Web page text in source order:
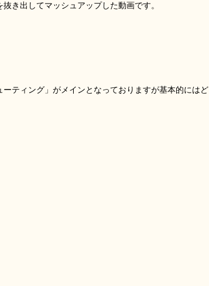
き出してマッシュアップした動画です。
ティング」がメインとなっておりますが基本的にはど